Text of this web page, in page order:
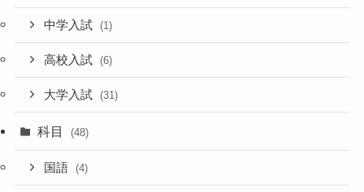
中学入試 (1)
高校入試 (6)
大学入試 (31)
科目 (48)
国語 (4)